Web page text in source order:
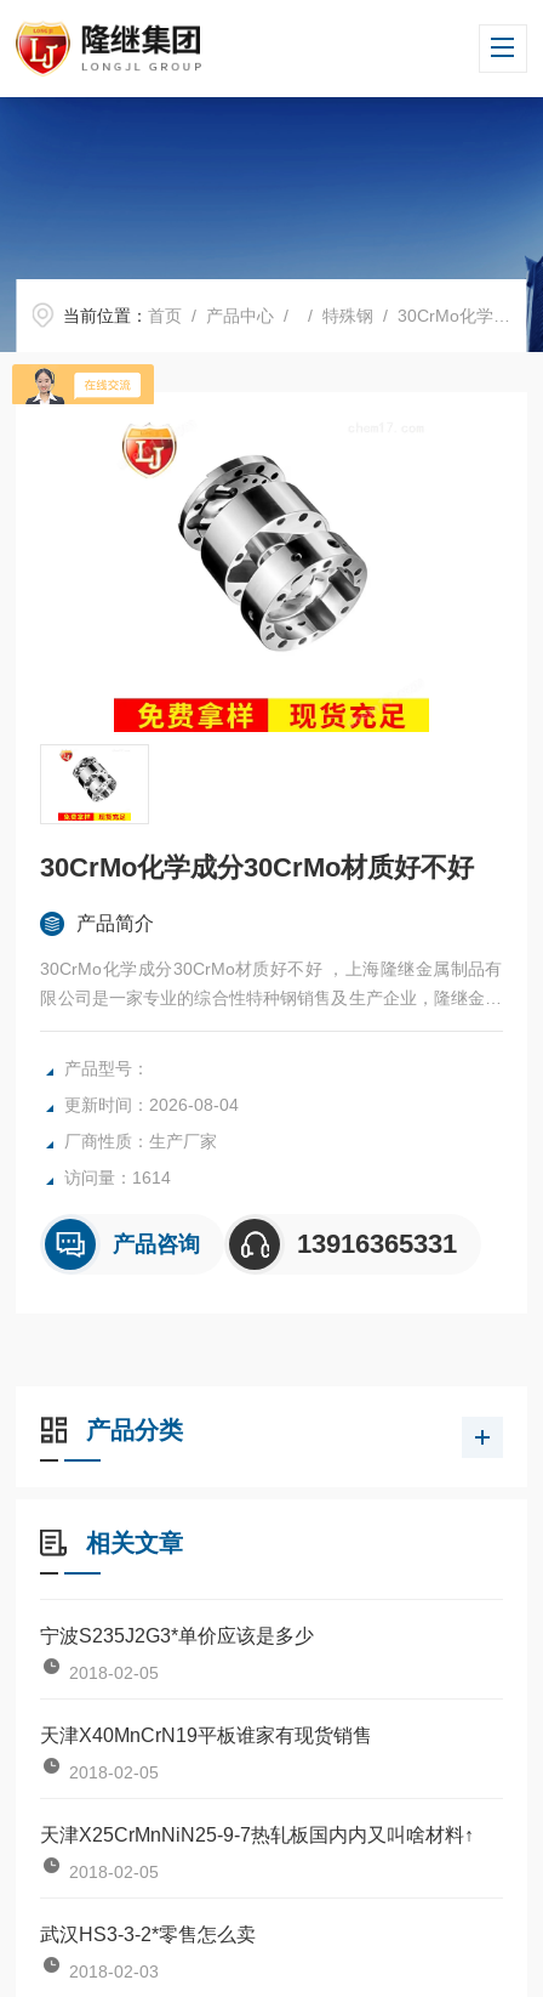
当前位置：首页 / 产品中心 / /特殊钢 / 30CrMo化学成分30CrMo材质好不好
30CrMo化学成分30CrMo材质好不好
产品简介
30CrMo化学成分30CrMo材质好不好 ，上海隆继金属制品有
限公司是一家专业的综合性特种钢销售及生产企业，隆继金属
立足于本土品牌，常年与宝钢、太钢等合作，法国奥博杜瓦、
美国熔炉斯伯、美国斯穆集团等世界为国内各大加工制造企业
产品型号：
更新时间：2026-08-04
厂商性质：生产厂家
访问量：1614
产品咨询 13916365331
产品分类
相关文章
宁波S235J2G3*单价应该是多少
2018-02-05
天津X40MnCrN19平板谁家有现货销售
2018-02-05
天津X25CrMnNiN25-9-7热轧板国内内又叫啥材料↑
2018-02-05
武汉HS3-3-2*零售怎么卖
2018-02-03